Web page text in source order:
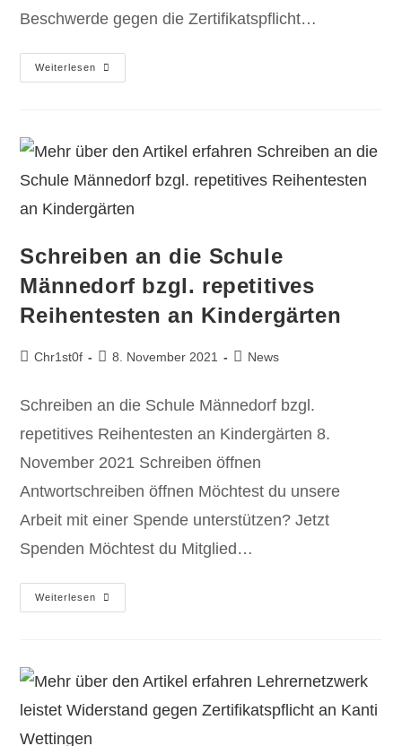
Beschwerde gegen die Zertifikatspflicht…
Weiterlesen
Schreiben an die Schule
Männedorf bzgl. repetitives
Reihentesten an Kindergärten
Chr1st0f 8. November 2021 News
Schreiben an die Schule Männedorf bzgl.
repetitives Reihentesten an Kindergärten 8.
November 2021 Schreiben öffnen
Antwortschreiben öffnen Möchtest du unsere
Arbeit mit einer Spende unterstützen? Jetzt
Spenden Möchtest du Mitglied…
Weiterlesen